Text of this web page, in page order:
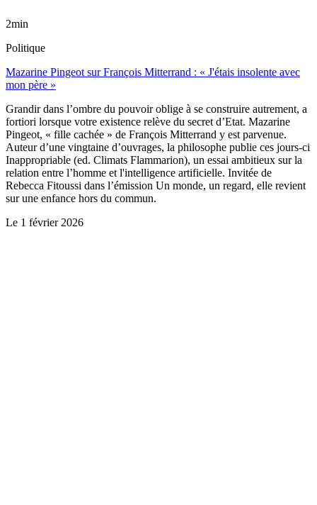
2min
Politique
Mazarine Pingeot sur François Mitterrand : « J'étais insolente avec
mon père »
Grandir dans l’ombre du pouvoir oblige à se construire autrement, a
fortiori lorsque votre existence relève du secret d’Etat. Mazarine
Pingeot, « fille cachée » de François Mitterrand y est parvenue.
Auteur d’une vingtaine d’ouvrages, la philosophe publie ces jours-ci
Inappropriable (ed. Climats Flammarion), un essai ambitieux sur la
relation entre l’homme et l'intelligence artificielle. Invitée de
Rebecca Fitoussi dans l’émission Un monde, un regard, elle revient
sur une enfance hors du commun.
Le 1 février 2026